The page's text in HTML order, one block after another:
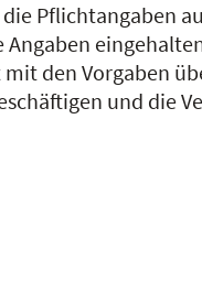
Pflichtangaben
den Vorgaben
und die